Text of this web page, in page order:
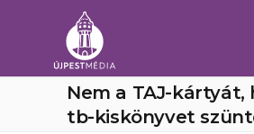
Nem a TAJ-kártyát,
tb-kiskönyvet